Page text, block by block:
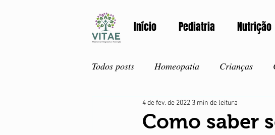
Início Pediatria Nutrição
Todos posts Homeopatia Crianças
Atualidades Primeiros socorros
Como saber
4 de fev. de 2022 3 min de leitura